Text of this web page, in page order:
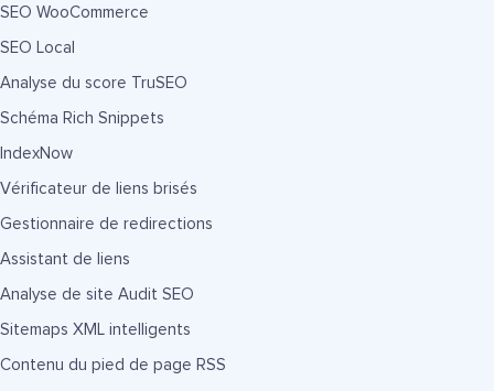
SEO WooCommerce
SEO Local
Analyse du score TruSEO
Schéma Rich Snippets
IndexNow
Vérificateur de liens brisés
Gestionnaire de redirections
Assistant de liens
Analyse de site Audit SEO
Sitemaps XML intelligents
Contenu du pied de page RSS